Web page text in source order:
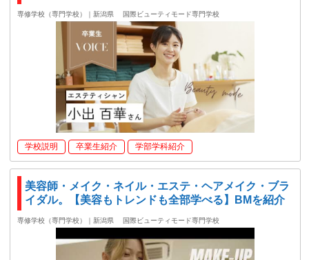
専修学校（専門学校）｜新潟県 国際ビューティモード専門学校
学校説明 卒業生紹介 学部学科紹介
美容師・メイク・ネイル・エステ・ヘアメイク・ブラ
イダル。【美容もトレンドも全部学べる】BMを紹介
専修学校（専門学校）｜新潟県 国際ビューティモード専門学校